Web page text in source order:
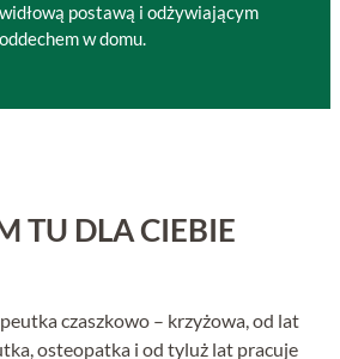
postawą i odżywiającym
oddechem w domu.
TU DLA CIEBIE
czaszkowo – krzyżowa, od lat
osteopatka i od tyluż lat pracuje